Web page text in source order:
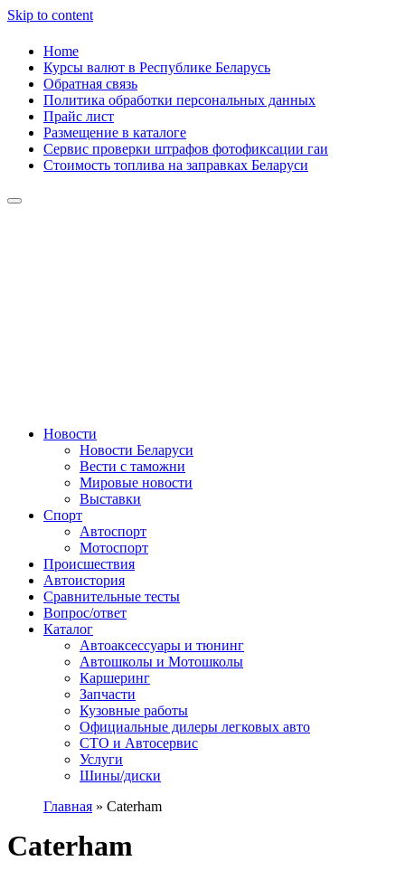
Skip to content
Home
Курсы валют в Республике Беларусь
Обратная связь
Политика обработки персональных данных
Прайс лист
Размещение в каталоге
Сервис проверки штрафов фотофиксации гаи
Стоимость топлива на заправках Беларуси
Сайт про автомобили
Новости
Новости Беларуси
Вести с таможни
Мировые новости
Выставки
Спорт
Автоспорт
Мотоспорт
Происшествия
Автоистория
Сравнительные тесты
Вопрос/ответ
Каталог
Автоакcессуары и тюнинг
Автошколы и Мотошколы
Каршеринг
Запчасти
Кузовные работы
Официальные дилеры легковых авто
СТО и Автосервис
Услуги
Шины/диски
Главная » Caterham
Caterham